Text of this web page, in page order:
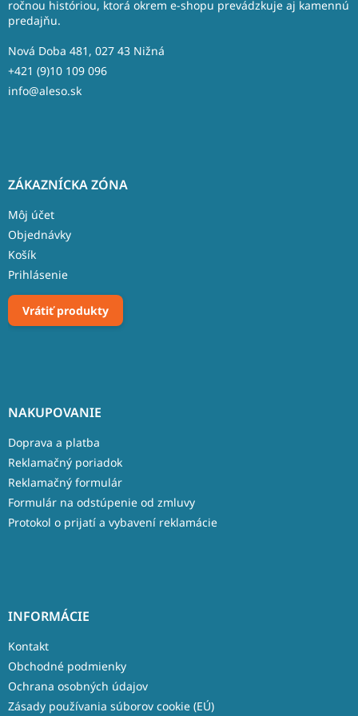
ročnou históriou, ktorá okrem e-shopu prevádzkuje aj kamennú
predajňu.
Nová Doba 481, 027 43 Nižná
+421 (9)10 109 096
info@aleso.sk
ZÁKAZNÍCKA ZÓNA
Môj účet
Objednávky
Košík
Prihlásenie
Vrátiť produkty
NAKUPOVANIE
Doprava a platba
Reklamačný poriadok
Reklamačný formulár
Formulár na odstúpenie od zmluvy
Protokol o prijatí a vybavení reklamácie
INFORMÁCIE
Kontakt
Obchodné podmienky
Ochrana osobných údajov
Zásady používania súborov cookie (EÚ)